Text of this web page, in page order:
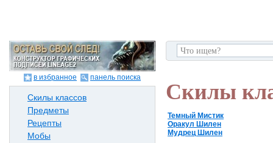
в избранное панель поиска
Скилы классов
Предметы
Рецепты
Мобы
Скилы
Темный Мистик
Оракул Шилен
Мудрец Шилен